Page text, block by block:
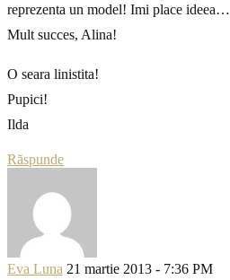
reprezenta un model! Imi place ideea…
Mult succes, Alina!
O seara linistita!
Pupici!
Ilda
Răspunde
Eva Luna 21 martie 2013 - 7:36 PM